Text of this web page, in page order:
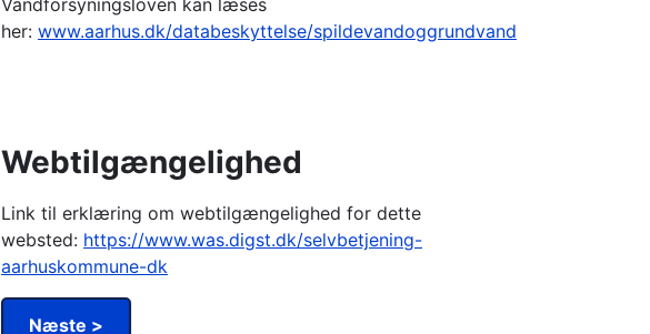
Vandforsyningsloven kan læses
her: www.aarhus.dk/databeskyttelse/spildevandoggrundvand
Webtilgængelighed
Link til erklæring om webtilgængelighed for dette
websted: https://www.was.digst.dk/selvbetjening-
aarhuskommune-dk